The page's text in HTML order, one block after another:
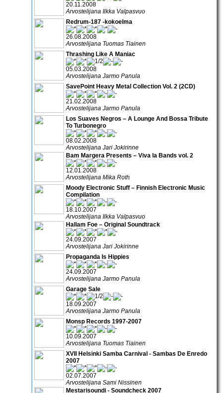
20.11.2008
Arvostelijana Ilkka Valpasvuo
Redrum-187 -kokoelma
26.08.2008
Arvostelijana Tuomas Tiainen
Thrashing Like A Maniac
05.03.2008
Arvostelijana Jarmo Panula
SavePoint Heavy Metal Collection Vol. 2 (2CD)
21.02.2008
Arvostelijana Jarmo Panula
Los Suaves Negros – A Lounge And Bossa Tribute
To Turbonegro
08.02.2008
Arvostelijana Jari Jokirinne
Bam Margera Presents – Viva la Bands vol. 2
12.01.2008
Arvostelijana Mika Roth
Moody Electronic Stuff – Finnish Electronic Music
Compilation
18.10.2007
Arvostelijana Ilkka Valpasvuo
Hallam Foe – Original Soundtrack
24.09.2007
Arvostelijana Jari Jokirinne
Propaganda Is Hippies
24.09.2007
Arvostelijana Jarmo Panula
Garage Sale
18.09.2007
Arvostelijana Jarmo Panula
Monsp Records 1997-2007
10.09.2007
Arvostelijana Tuomas Tiainen
XVII Helsinki Samba Carnival - Sambas De Enredo
2007
02.07.2007
Arvostelijana Sami Nissinen
Mestarisoundi - Soundcheck 2007